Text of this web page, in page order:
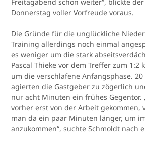
Donnerstag voller Vorfreude voraus.
Die Gründe für die unglückliche
Training allerdings noch einmal
es weniger um die stark
Pascal Thieke vor dem Treffer zum 1:2
um die verschlafene Anfangsphase.
agierten die Gastgeber zu zögerlich
nur acht Minuten ein frühes Gegentor.
vorher erst von der Arbeit gekommen,
man da ein paar Minuten länger, um
anzukommen“, suchte Schmoldt nach